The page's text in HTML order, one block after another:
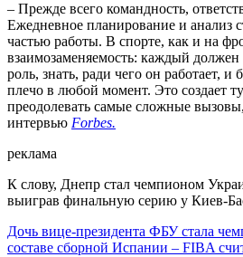
– Прежде всего командность,
Ежедневное планирование и анализ
частью работы. В спорте, как и на
взаимозаменяемость: каждый
роль, знать, ради чего он работает, и
плечо в любой момент. Это создает
преодолевать самые сложные
интервью Forbes.
реклама
К слову, Днепр стал чемпионом
выиграв финальную серию у Киев-
Дочь вице-президента ФБУ стала
составе сборной Испании – FIBA